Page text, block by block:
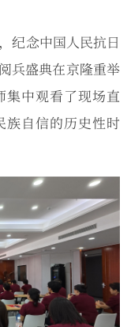
纪念中国人民抗日
兵盛典在京隆重举
集中观看了现场直
族自信的历史性时